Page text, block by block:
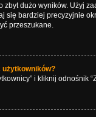
zbyt dużo wyników. Użyj
się bardziej precyzyjnie
przeszukane.
użytkowników?
i kliknij odnośnik